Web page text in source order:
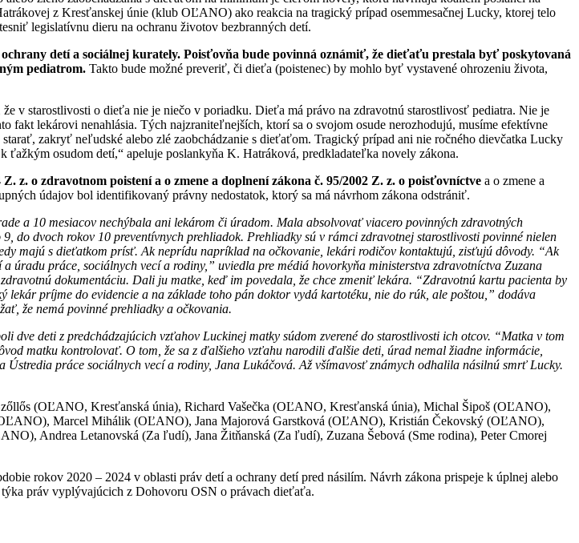
z Kresťanskej únie (klub OĽANO) ako reakcia na tragický prípad osemmesačnej Lucky, ktorej telo
legislatívnu dieru na ochranu životov bezbranných detí.
detí a sociálnej kurately. Poisťovňa bude povinná oznámiť, že dieťaťu prestala byť poskytovaná
pediatrom. Takto bude možné preveriť, či dieťa (poistenec) by mohlo byť vystavené ohrozeniu života,
v starostlivosti o dieťa nie je niečo v poriadku. Dieťa má právo na zdravotnú starostlivosť pediatra. Nie je
fakt lekárovi nenahlásia. Tých najzraniteľnejších, ktorí sa o svojom osude nerozhodujú, musíme efektívne
zakryť neľudské alebo zlé zaobchádzanie s dieťaťom. Tragický prípad ani nie ročného dievčatka Lucky
osudom detí,“ apeluje poslankyňa K. Hatráková, predkladateľka novely zákona.
Z. z. o zdravotnom poistení a o zmene a doplnení zákona č. 95/2002 Z. z. o poisťovníctve a o zmene a
údajov bol identifikovaný právny nedostatok, ktorý sa má návrhom zákona odstrániť.
a 10 mesiacov nechýbala ani lekárom či úradom. Mala absolvovať viacero povinných zdravotných
do dvoch rokov 10 preventívnych prehliadok. Prehliadky sú v rámci zdravotnej starostlivosti povinné nielen
majú s dieťatkom prísť. Ak neprídu napríklad na očkovanie, lekári rodičov kontaktujú, zisťujú dôvody. “Ak
úradu práce, sociálnych vecí a rodiny,” uviedla pre médiá hovorkyňa ministerstva zdravotníctva Zuzana
dokumentáciu. Dali ju matke, keď im povedala, že chce zmeniť lekára. “Zdravotnú kartu pacienta by
príjme do evidencie a na základe toho pán doktor vydá kartotéku, nie do rúk, ale poštou,” dodáva
že nemá povinné prehliadky a očkovania.
dve deti z predchádzajúcich vzťahov Luckinej matky súdom zverené do starostlivosti ich otcov. “Matka v tom
matku kontrolovať. O tom, že sa z ďalšieho vzťahu narodili ďalšie deti, úrad nemal žiadne informácie,
práce sociálnych vecí a rodiny, Jana Lukáčová. Až všímavosť známych odhalila násilnú smrť Lucky.
(OĽANO, Kresťanská únia), Richard Vašečka (OĽANO, Kresťanská únia), Michal Šipoš (OĽANO),
Marcel Mihálik (OĽANO), Jana Majorová Garstková (OĽANO), Kristián Čekovský (OĽANO),
Andrea Letanovská (Za ľudí), Jana Žitňanská (Za ľudí), Zuzana Šebová (Sme rodina), Peter Cmorej
rokov 2020 – 2024 v oblasti práv detí a ochrany detí pred násilím. Návrh zákona prispeje k úplnej alebo
práv vyplývajúcich z Dohovoru OSN o právach dieťaťa.